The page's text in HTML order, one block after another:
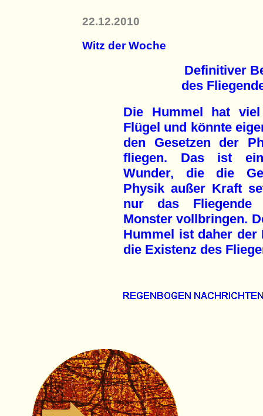
22.12.2010
Witz der Woche
Definitiver
des
Die Hummel hat
Flügel und könnte
den Gesetzen der
fliegen. Das ist
Wunder, die die
Physik außer Kraft
nur das Fliegende
Monster vollbringen.
Hummel ist daher der
die Existenz des